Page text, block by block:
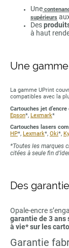
Une
supérieurs
Des
à haut
Une
La gamme UPrint
compatibles avec la
Cartouches jet d’encre
Epson*, Lexmark*
Cartouches lasers
HP*, Lexmark*, Oki*,
*Toutes les marques
citées à seule fin
Des
Opale-encre
garantie de 3 ans
à vie* sur les
Garantie